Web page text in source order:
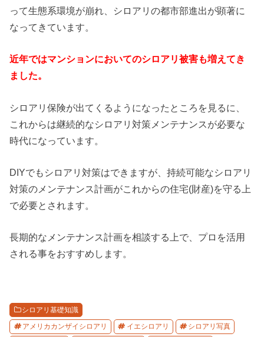
って生態系環境が崩れ、シロアリの都市部進出が顕著に
なってきています。
近年ではマンションにおいてのシロアリ被害も増えてき
ました。
シロアリ保険が出てくるようになったところを見るに、
これからは継続的なシロアリ対策メンテナンスが必要な
時代になっています。
DIYでもシロアリ対策はできますが、持続可能なシロアリ
対策のメンテナンス計画がこれからの住宅(財産)を守る上
で必要とされます。
長期的なメンテナンス計画を相談する上で、プロを活用
される事をおすすめします。
シロアリ基礎知識
アメリカカンザイシロアリ イエシロアリ シロアリ写真